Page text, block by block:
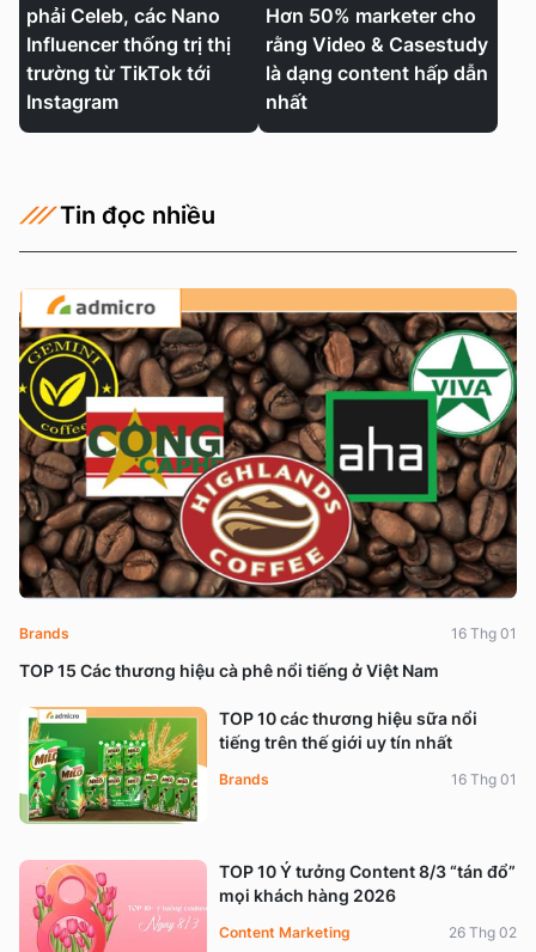
phải Celeb, các Nano
Influencer thống trị thị
trường từ TikTok tới
Instagram
Hơn 50% marketer cho
rằng Video & Casestudy
là dạng content hấp dẫn
nhất
Tin đọc nhiều
TOP 15 Các thương hiệu cà phê nổi tiếng ở Việt Nam
Brands 16 Thg 01
TOP 10 các thương hiệu sữa nổi
tiếng trên thế giới uy tín nhất
Brands 16 Thg 01
TOP 10 Ý tưởng Content 8/3 “tán đổ”
mọi khách hàng 2026
Content Marketing 26 Thg 02